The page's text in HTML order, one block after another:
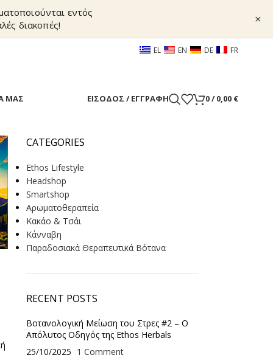
εντός
διακοπές!
×
EL EN DE FR
ΜΑΣ ΕΊΣΟΔΟΣ / ΕΓΓΡΑΦΉ 0/ 0,00 €
CATEGORIES
Ethos Lifestyle
Headshop
Smartshop
Αρωματοθεραπεία
Κακάο & Τσάι
Κάνναβη
Παραδοσιακά Θεραπευτικά Βότανα
RECENT POSTS
Βοτανολογική Μείωση του Στρες #2 – Ο
Απόλυτος Οδηγός της Ethos Herbals
25/10/2025 1 Comment